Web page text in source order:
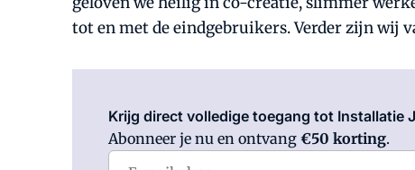
tot en met de eindgebruikers. Verder zijn wij
Krijg direct volledige toegang tot Installatie
Abonneer je nu en ontvang €50 korting.